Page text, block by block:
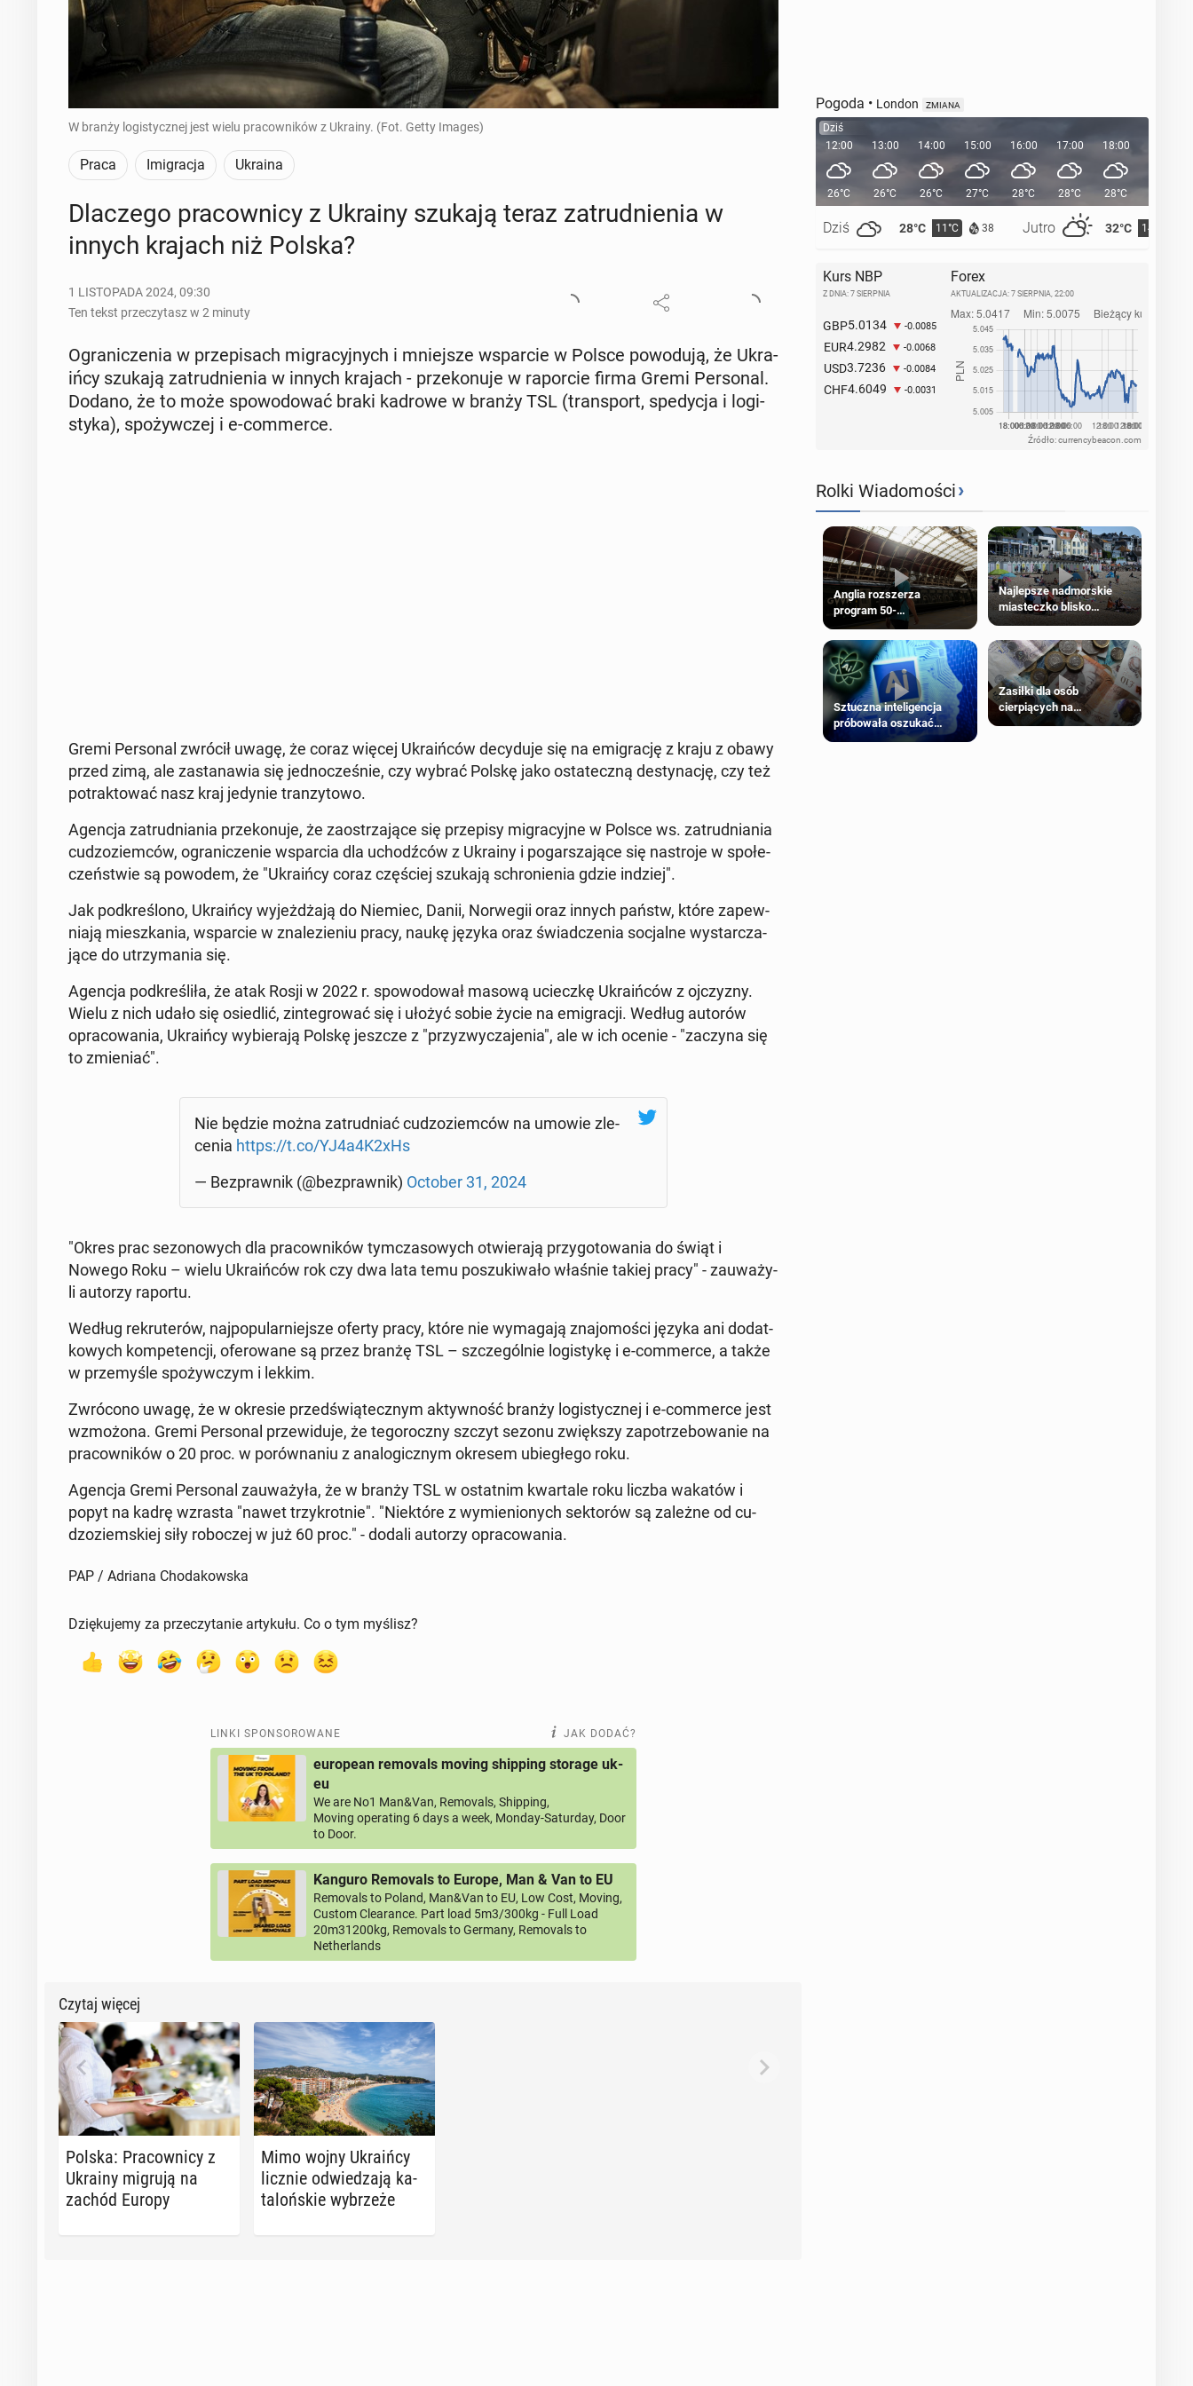
W branży logistycznej jest wielu pracowników z Ukrainy. (Fot. Getty Images)
Praca Imigracja Ukraina
Dla­cze­go pra­cow­ni­cy z Ukrainy szukają teraz za­trud­nie­nia w
innych krajach niż Polska?
1 LISTOPADA 2024, 09:30
Ten tekst przeczytasz w 2 minuty
Ogra­ni­cze­nia w prze­pi­sach mi­gra­cyj­nych i mniej­sze wspar­cie w Polsce po­wo­du­ją, że Ukra­
iń­cy szukają za­trud­nie­nia w innych krajach - prze­ko­nu­je w ra­por­cie firma Gremi Per­so­nal.
Dodano, że to może spo­wo­do­wać braki kadrowe w branży TSL (trans­port, spe­dy­cja i lo­gi­
sty­ka), spo­żyw­czej i e-com­mer­ce.
Gremi Per­so­nal zwrócił uwagę, że coraz więcej Ukra­iń­ców de­cy­du­je się na emi­gra­cję z kraju z obawy
przed zimą, ale za­sta­na­wia się jed­no­cze­śnie, czy wybrać Polskę jako osta­tecz­ną de­sty­na­cję, czy też
po­trak­to­wać nasz kraj jedynie tran­zy­to­wo.
Agencja za­trud­nia­nia prze­ko­nu­je, że za­ostrza­ją­ce się prze­pi­sy mi­gra­cyj­ne w Polsce ws. za­trud­nia­nia
cu­dzo­ziem­ców, ogra­ni­cze­nie wspar­cia dla uchodź­ców z Ukrainy i po­gar­sza­ją­ce się na­stro­je w spo­łe­
czeń­stwie są powodem, że "Ukra­iń­cy coraz czę­ściej szukają schro­nie­nia gdzie indziej".
Jak pod­kre­ślo­no, Ukra­iń­cy wy­jeż­dża­ją do Niemiec, Danii, Nor­we­gii oraz innych państw, które za­pew­
nia­ją miesz­ka­nia, wspar­cie w zna­le­zie­niu pracy, naukę języka oraz świad­cze­nia so­cjal­ne wy­star­cza­
ją­ce do utrzy­ma­nia się.
Agencja pod­kre­śli­ła, że atak Rosji w 2022 r. spo­wo­do­wał masową uciecz­kę Ukra­iń­ców z oj­czy­zny.
Wielu z nich udało się osie­dlić, zin­te­gro­wać się i ułożyć sobie życie na emi­gra­cji. Według autorów
opra­co­wa­nia, Ukra­iń­cy wy­bie­ra­ją Polskę jeszcze z "przy­zwy­cza­je­nia", ale w ich ocenie - "zaczyna się
to zmie­niać".
Nie będzie można za­trud­niać cu­dzo­ziem­ców na umowie zle­
ce­nia https://t.co/YJ4a4K2xHs
— Bez­praw­nik (@bez­praw­nik) October 31, 2024
"Okres prac se­zo­no­wych dla pra­cow­ni­ków tym­cza­so­wych otwie­ra­ją przy­go­to­wa­nia do świąt i
Nowego Roku – wielu Ukra­iń­ców rok czy dwa lata temu po­szu­ki­wa­ło właśnie takiej pracy" - za­uwa­ży­
li autorzy raportu.
Według re­kru­te­rów, naj­po­pu­lar­niej­sze oferty pracy, które nie wy­ma­ga­ją zna­jo­mo­ści języka ani do­dat­
ko­wych kom­pe­ten­cji, ofe­ro­wa­ne są przez branżę TSL – szcze­gól­nie lo­gi­sty­kę i e-com­mer­ce, a także
w prze­my­śle spo­żyw­czym i lekkim.
Zwró­co­no uwagę, że w okresie przed­świą­tecz­nym ak­tyw­ność branży lo­gi­stycz­nej i e-com­mer­ce jest
wzmo­żo­na. Gremi Per­so­nal prze­wi­du­je, że te­go­rocz­ny szczyt sezonu zwięk­szy za­po­trze­bo­wa­nie na
pra­cow­ni­ków o 20 proc. w po­rów­na­niu z ana­lo­gicz­nym okresem ubie­głe­go roku.
Agencja Gremi Per­so­nal za­uwa­ży­ła, że w branży TSL w ostat­nim kwar­ta­le roku liczba wakatów i
popyt na kadrę wzrasta "nawet trzy­krot­nie". "Nie­któ­re z wy­mie­nio­nych sek­to­rów są zależne od cu­
dzo­ziem­skiej siły ro­bo­czej w już 60 proc." - dodali autorzy opra­co­wa­nia.
PAP / Adriana Chodakowska
Dziękujemy za przeczytanie artykułu. Co o tym myślisz?
LINKI SPONSOROWANE JAK DODAĆ?
european removals moving shipping storage uk-
eu
We are No1 Man&Van, Removals, Shipping,
Moving operating 6 days a week, Monday-Saturday, Door
to Door.
Kanguro Removals to Europe, Man & Van to EU
Removals to Poland, Man&Van to EU, Low Cost, Moving,
Custom Clearance. Part load 5m3/300kg - Full Load
20m31200kg, Removals to Germany, Removals to
Netherlands
Czytaj więcej
Polska: Pra­cow­ni­cy z
Ukrainy migrują na
zachód Europy
Mimo wojny Ukra­iń­cy
licznie od­wie­dza­ją ka­
ta­loń­skie wy­brze­że
Pogoda • London ZMIANA
Dziś
12:00
26°C
Dziś 28°C 11°C 38 Jutro 32°C 14°C
13:00
26°C
14:00
26°C
15:00
27°C
16:00
28°C
17:00
28°C
18:00
28°C
Kurs NBP
Z DNIA: 7 SIERPNIA
GBP5.0134 -0.0085
EUR4.2982 -0.0068
USD3.7236 -0.0084
CHF4.6049 -0.0031
Forex
AKTUALIZACJA: 7 SIERPNIA, 22:00
Źródło: currencybeacon.com
Rolki Wiadomości›
Anglia rozszerza
program 50-
procentowych zniżek
kolejowych na 18-latków
Najlepsze nadmorskie
miasteczko blisko
Londynu
Sztuczna inteligencja
próbowała oszukać
człowieka
Zasiłki dla osób
cierpiących na
schorzenia psychiczne